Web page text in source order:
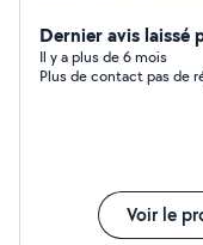
courses
Dernier avis laissé
Il y a plus de 6 mois
Plus de contact pas de
Voir le